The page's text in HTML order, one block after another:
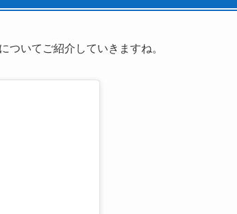
ついてご紹介していきますね。